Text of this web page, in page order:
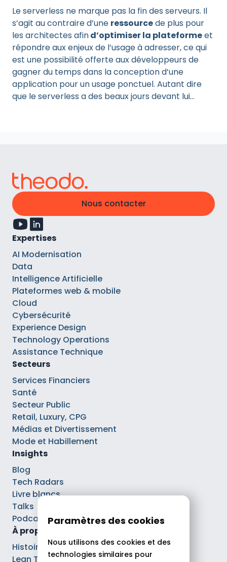
Le serverless ne marque pas la fin des serveurs. Il
s’agit au contraire d’une ressourcede plus pour
les architectes afind’optimiser la plateformeet
répondre aux enjeux de l’usage à adresser, ce qui
est une possibilité offerte aux développeurs de
gagner du temps dans la conception d’une
application pour un usage ponctuel. Autant dire
que le serverless a des beaux jours devant lui…
Nous contacter
Expertises
AI Modernisation
Data
Intelligence Artificielle
Plateformes web & mobile
Cloud
Cybersécurité
Experience Design
Technology Operations
Assistance Technique
Secteurs
Services Financiers
Santé
Secteur Public
Retail, Luxury, CPG
Médias et Divertissement
Mode et Habillement
Insights
Blog
Tech Radars
Livre blancs
Talks
Podcasts
À propos
Histoire
Lean Tech®
Paramètres des cookies
Nous utilisons des cookies et des
technologies similaires pour